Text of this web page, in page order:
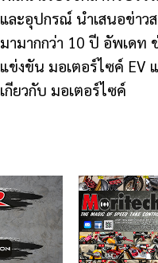
และอุปกรณ์ นำเสนอข่าว
มามากกว่า 10 ปี อัพเดท
แข่งขัน มอเตอร์ไซค์ EV
เกียวกับ มอเตอร์ไซค์